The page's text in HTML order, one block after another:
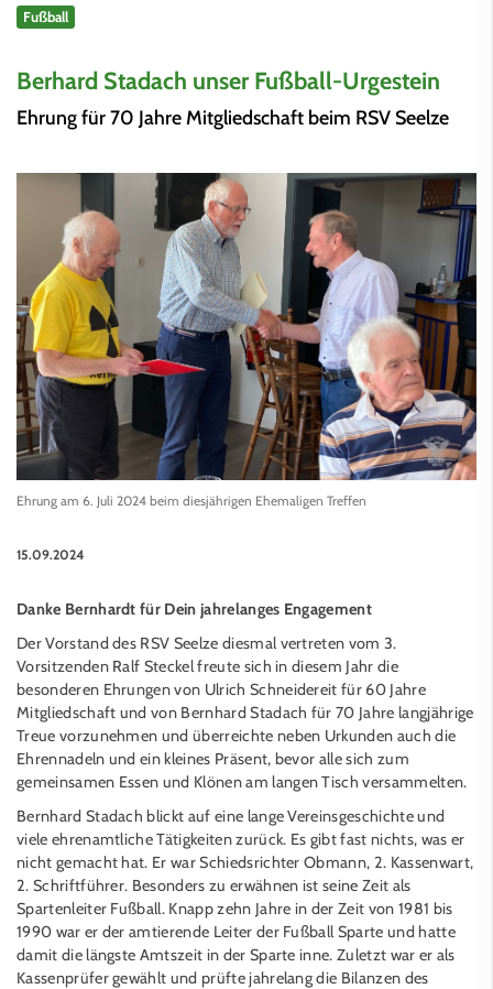
Fußball
Berhard Stadach unser Fußball-Urgestein
Ehrung für 70 Jahre Mitgliedschaft beim RSV Seelze
Ehrung am 6. Juli 2024 beim diesjährigen Ehemaligen Treffen
15.09.2024
Danke Bernhardt für Dein jahrelanges Engagement
Der Vorstand des RSV Seelze diesmal vertreten vom 3.
Vorsitzenden Ralf Steckel freute sich in diesem Jahr die
besonderen Ehrungen von Ulrich Schneidereit für 60 Jahre
Mitgliedschaft und von Bernhard Stadach für 70 Jahre langjährige
Treue vorzunehmen und überreichte neben Urkunden auch die
Ehrennadeln und ein kleines Präsent, bevor alle sich zum
gemeinsamen Essen und Klönen am langen Tisch versammelten.
Bernhard Stadach blickt auf eine lange Vereinsgeschichte und
viele ehrenamtliche Tätigkeiten zurück. Es gibt fast nichts, was er
nicht gemacht hat. Er war Schiedsrichter Obmann, 2. Kassenwart,
2. Schriftführer. Besonders zu erwähnen ist seine Zeit als
Spartenleiter Fußball. Knapp zehn Jahre in der Zeit von 1981 bis
1990 war er der amtierende Leiter der Fußball Sparte und hatte
damit die längste Amtszeit in der Sparte inne. Zuletzt war er als
Kassenprüfer gewählt und prüfte jahrelang die Bilanzen des